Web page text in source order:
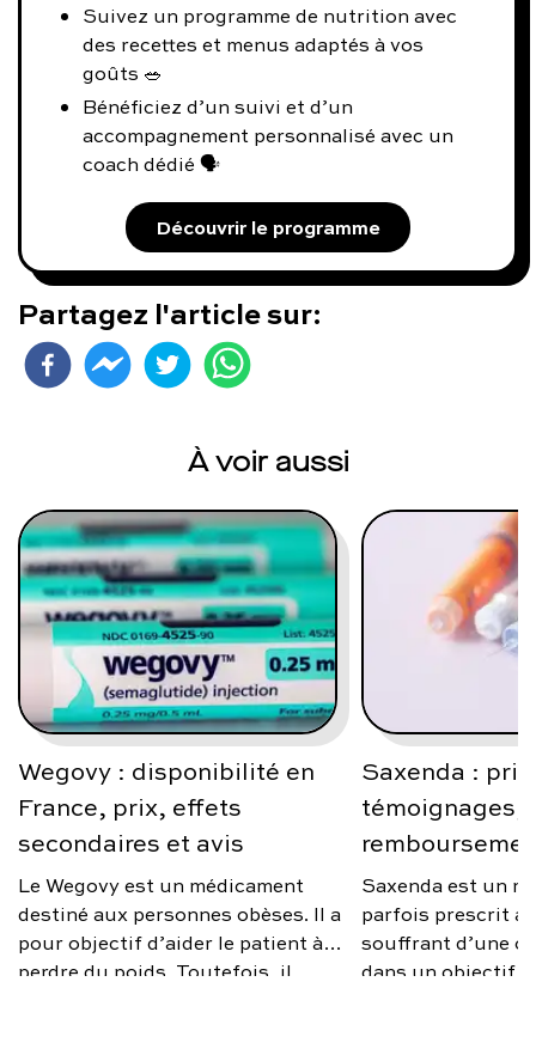
Suivez un programme de nutrition avec
des recettes et menus adaptés à vos
goûts 🥗
Bénéficiez d’un suivi et d’un
accompagnement personnalisé avec un
coach dédié 🗣️
Découvrir le programme
Partagez l'article sur:
À voir aussi
Wegovy : disponibilité en
France, prix, effets
secondaires et avis
Le Wegovy est un médicament
destiné aux personnes obèses. Il a
pour objectif d’aider le patient à
perdre du poids. Toutefois, il
Saxenda :
témoignages,
Saxenda est un
parfois prescrit
souffrant d’une
dans un objectif